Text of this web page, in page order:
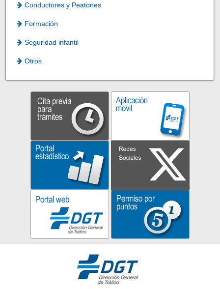
Conductores y Peatones
Formación
Seguridad infantil
Otros